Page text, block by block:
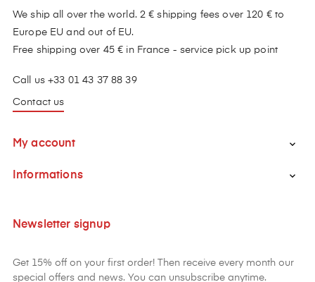
We ship all over the world. 2 € shipping fees over 120 € to
Europe EU and out of EU.
Free shipping over 45 € in France - service pick up point
Call us +33 01 43 37 88 39
Contact us
My account 
Informations 
Newsletter signup
Get 15% off on your first order! Then receive every month our
special offers and news. You can unsubscribe anytime.